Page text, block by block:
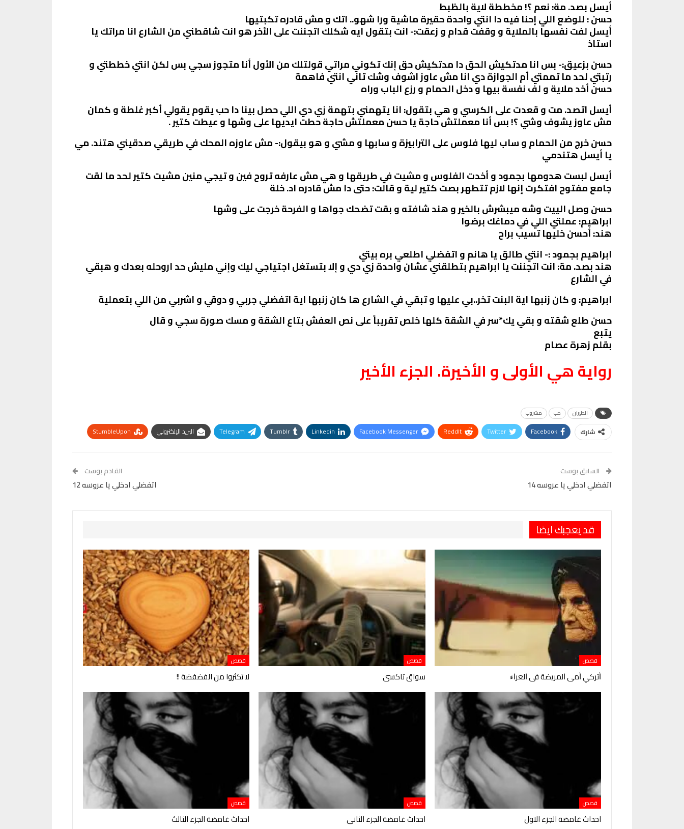
أيسل بصد. مة: نعم ؟! مخططة لاية بالظبط
حسن : للوضع اللي إحنا فيه دا انتي واحدة حقيرة ماشية ورا شهو.. اتك و مش قادره تكبتيها
أيسل لفت نفسها بالملاية و وقفت قدام و زعقت:- انت بتقول ايه شكلك اتجننت على الأخر هو انت شاقطني من الشارع انا مراتك يا
استاذ
حسن بزعيق:- بس انا مدتكيش الحق دا مدتكيش حق إنك تكوني مراتي قولتلك من الأول أنا متجوز سجي بس لكن انتي خططتي و
رتبتي لحد ما تممتي أم الجوازة دي انا مش عاوز اشوف وشك تاني انتي فاهمة
حسن أخد ملاية و لف نفسة بيها و دخل الحمام و رزع الباب وراه
أيسل اتصد. مت و قعدت على الكرسي و هي بتقول: انا يتهمني بتهمة زي دي اللي حصل بينا دا حب يقوم يقولي أكبر غلطة و كمان
مش عاوز يشوف وشي ؟! بس أنا معملتش حاجة يا حسن معملتش حاجة حطت ايديها على وشها و عيطت كتير .
حسن خرج من الحمام و ساب ليها فلوس على الترابيزة و سابها و مشي و هو بيقول:- مش عاوزه المحك في طريقي صدقيني هتند. مي
يا أيسل هتندمي
أيسل لبست هدومها بجمود و أخدت الفلوس و مشيت في طريقها و هي مش عارفه تروح فين و تيجي منين مشيت كتير لحد ما لقت
جامع مفتوح افتكرت إنها لازم تتطهر بصت كتير لية و قالت: حتى دا مش قادره اد. خلة
حسن وصل الييت وشه ميبشرش بالخير و هند شافته و بقت تضحك جواها و الفرحة خرجت على وشها
ابراهيم: عملتي اللي في دماغك برضوا
هند: أحسن خليها تسيب براح
ابراهيم بجمود :- انتي طالق يا هانم و اتفضلي اطلعي بره بيتي
هند بصد. مة: انت اتجننت يا ابراهيم بتطلقني عشان واحدة زي دي و إلا بتستغل اجتياجي ليك وإني مليش حد اروحله بعدك و هبقي
في الشارع
ابراهيم: و كان زنبها اية البنت تخر..بي عليها و تبقي في الشارع ها كان زنبها اية اتفضلي جربي و دوقي و اشربي من اللي بتعملية
حسن طلع شقته و بقي يك*سر في الشقة كلها خلص تقريباً على نص العفش بتاع الشقة و مسك صورة سجي و قال
يتبع
بقلم زهرة عصام
رواية هي الأولى و الأخيرة. الجزء الأخير
الطيران حب مشروب
شارك Facebook
Twitter
ReddIt
Facebook Messenger
Linkedin
Tumblr
Telegram البريد الإلكتروني
StumbleUpon
السابق بوست
اتفضلي ادخلي يا عروسه 14
القادم بوست
اتفضلي ادخلي يا عروسه 12
قد يعجبك ايضا
قصص
ﺃﺗﺮﻛﻲ ﺃﻣﻰ ﺍﻟﻤﺮﻳﻀﺔ ﻓﻰ ﺍﻟﻌﺮﺍﺀ
قصص
سواق تاكسى
قصص
لا تكثروا من الفضفضة !!
قصص
احداث غامضة الجزء الاول
قصص
احداث غامضة الجزء الثانى
قصص
احداث غامضة الجزء الثالث